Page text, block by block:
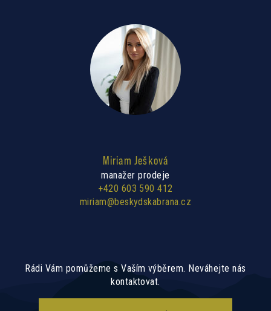
Miriam Ješková
manažer prodeje
+420 603 590 412
miriam@beskydskabrana.cz
Rádi Vám pomůžeme s Vaším výběrem. Neváhejte nás
kontaktovat.